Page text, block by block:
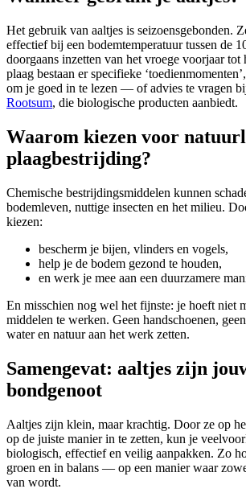
Het gebruik van aaltjes is seizoensgebonden.
effectief bij een bodemtemperatuur tussen de
doorgaans inzetten van het vroege voorjaar tot
plaag bestaan er specifieke
om je goed in te lezen — of advies te vragen
Rootsum, die biologische producten aanbiedt.
Waarom kiezen voor
plaagbestrijding?
Chemische bestrijdingsmiddelen kunnen
bodemleven, nuttige insecten en het milieu.
kiezen:
bescherm je bijen, vlinders en vogels,
help je de bodem gezond te houden,
en werk je mee aan een duurzamere
En misschien nog wel het fijnste: je hoeft niet
middelen te werken. Geen handschoenen,
water en natuur aan het werk zetten.
Samengevat: aaltjes zijn
bondgenoot
Aaltjes zijn klein, maar krachtig. Door ze op
op de juiste manier in te zetten, kun je
biologisch, effectief en veilig aanpakken. Zo
groen en in balans — op een manier waar
van wordt.